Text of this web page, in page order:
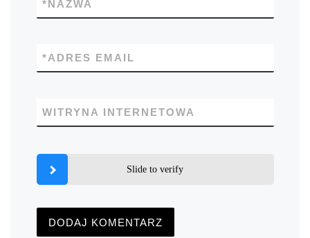
NAZWA
*
ADRES EMAIL
*
WITRYNA INTERNETOWA
Slide to verify